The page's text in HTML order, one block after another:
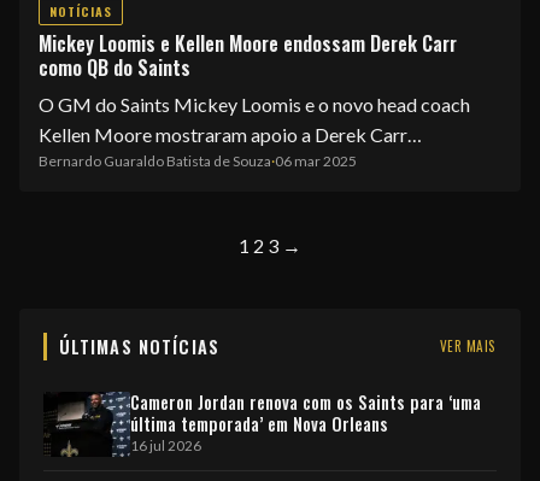
NOTÍCIAS
Mickey Loomis e Kellen Moore endossam Derek Carr
como QB do Saints
O GM do Saints Mickey Loomis e o novo head coach
Kellen Moore mostraram apoio a Derek Carr…
Bernardo Guaraldo Batista de Souza·06 mar 2025
1 2 3 →
ÚLTIMAS NOTÍCIAS VER MAIS
Cameron Jordan renova com os Saints para ‘uma
última temporada’ em Nova Orleans
16 jul 2026